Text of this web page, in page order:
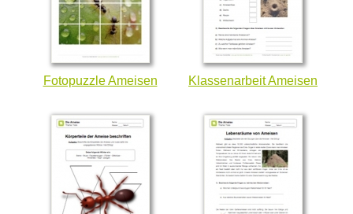
Fotopuzzle Ameisen Klassenarbeit Ameisen